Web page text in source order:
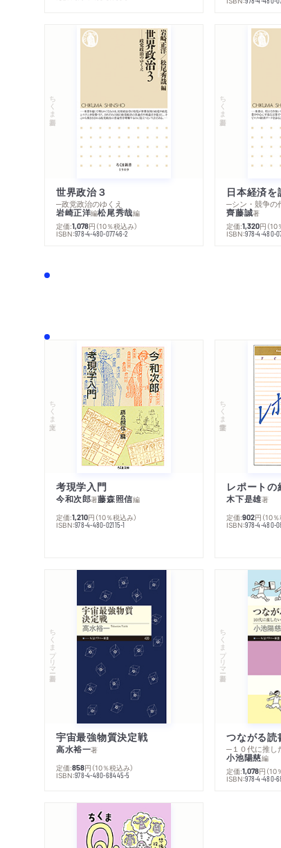
ちくま新書
世界政治３
─政党政治のゆくえ
岩崎正洋編松尾秀哉編
定価:1,078円 （10％税込み）
ISBN:978-4-480-07746-2
ちくま新書
日本経済を
─シン・競争の
齊藤誠著
定価:1,320円 （
ISBN:978-4-480-
ちくま文庫
考現学入門
今和次郎著藤森照信編
定価:1,210円 （10％税込み）
ISBN:978-4-480-02115-1
ちくま学芸文庫
レポート
木下是雄著
定価:902円 （10
ISBN:978-4-480-
ちくまプリマー新書
宇宙最強物質決定戦
高水裕一著
定価:858円 （10％税込み）
ISBN:978-4-480-68445-5
ちくまプリマー新書
つながる読
─１０代に推し
小池陽慈編
定価:1,078円 （10
ISBN:978-4-480-